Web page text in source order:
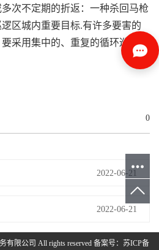
次不定期的折返：一种杀回马枪
区城内重要目标.有许多要害的
采用集中的、重复的循环巡逻方
0
2022-06-21
2022-06-21
限公司 All rights reserved 备案号： 苏ICP备